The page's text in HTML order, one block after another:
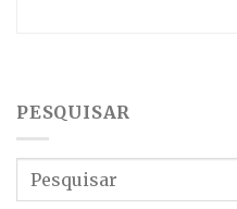
PESQUISAR